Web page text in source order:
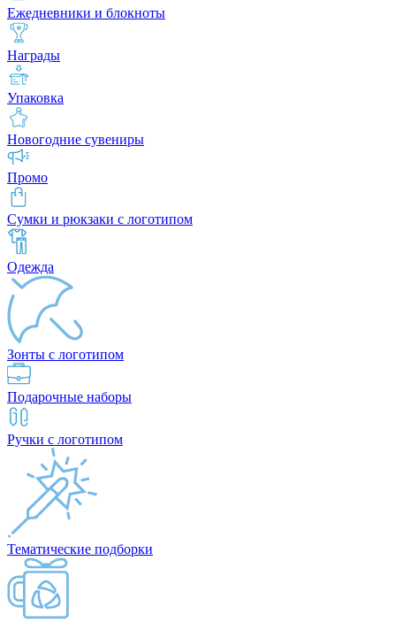
Ежедневники и блокноты
Награды
Упаковка
Новогодние сувениры
Промо
Сумки и рюкзаки с логотипом
Одежда
Зонты с логотипом
Подарочные наборы
Ручки с логотипом
Тематические подборки